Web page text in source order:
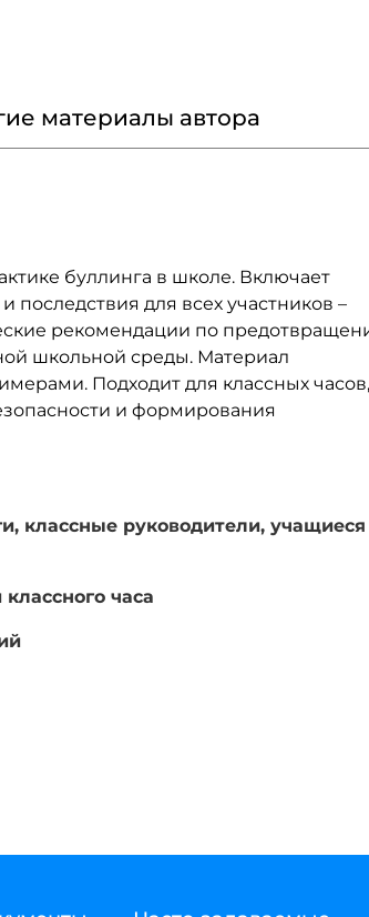
материалы автора
буллинга в школе. Включает
для всех участников –
рекомендации по
школьной среды. Материал
Подходит для классных часов,
и формирования
классные руководители, учащиеся
часа